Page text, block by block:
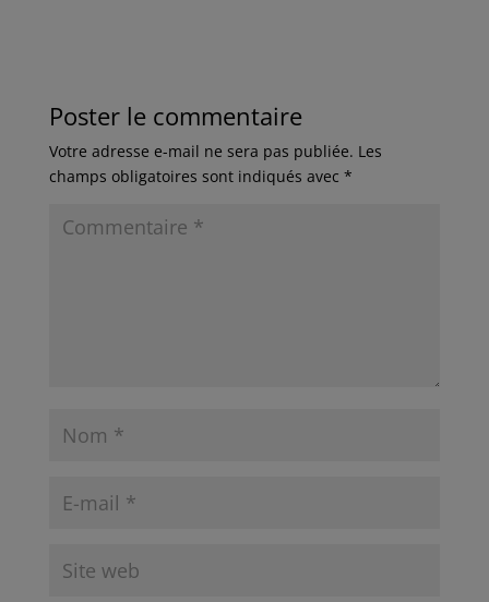
Poster le commentaire
Votre adresse e-mail ne sera pas publiée. Les
champs obligatoires sont indiqués avec *